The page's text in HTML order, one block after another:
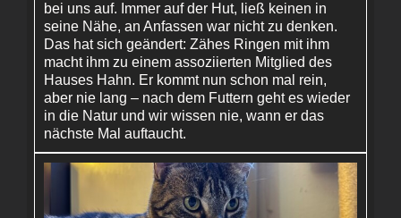
bei uns auf. Immer auf der Hut, ließ keinen in
seine Nähe, an Anfassen war nicht zu denken.
Das hat sich geändert: Zähes Ringen mit ihm
macht ihm zu einem assoziierten Mitglied des
Hauses Hahn. Er kommt nun schon mal rein,
aber nie lang – nach dem Futtern geht es wieder
in die Natur und wir wissen nie, wann er das
nächste Mal auftaucht.